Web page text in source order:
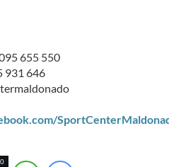
655 550
931 646
0